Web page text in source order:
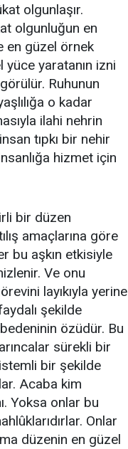
olgunlaşır.
olgunluğun en
en güzel örnek
yüce yaratanın izni
Ruhunun
o kadar
ilahi nehrin
tıpkı bir nehir
hizmet için
bir düzen
amaçlarına göre
bu aşkın etkisiyle
Ve onu
layıkıyla yerine
şekilde
özüdür. Bu
sürekli bir
bir şekilde
Acaba kim
Yoksa onlar bu
Onlar
düzenin en güzel